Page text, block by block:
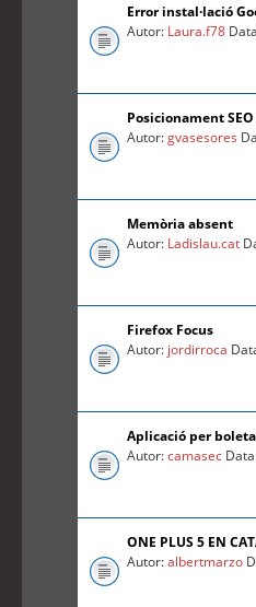
Error instal·lació
Autor: Laura.f78
Posicionament
Autor:gvasesores
Memòria absent
Autor: Ladislau.cat
Firefox Focus
Autor: jordirroca
Aplicació per
Autor:camasec
ONE PLUS 5 EN
Autor:albertmarzo